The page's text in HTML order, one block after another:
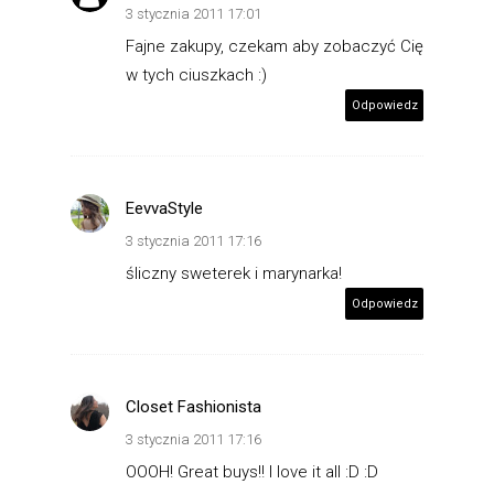
3 stycznia 2011 17:01
Fajne zakupy, czekam aby zobaczyć Cię
w tych ciuszkach :)
Odpowiedz
EevvaStyle
3 stycznia 2011 17:16
śliczny sweterek i marynarka!
Odpowiedz
Closet Fashionista
3 stycznia 2011 17:16
OOOH! Great buys!! I love it all :D :D